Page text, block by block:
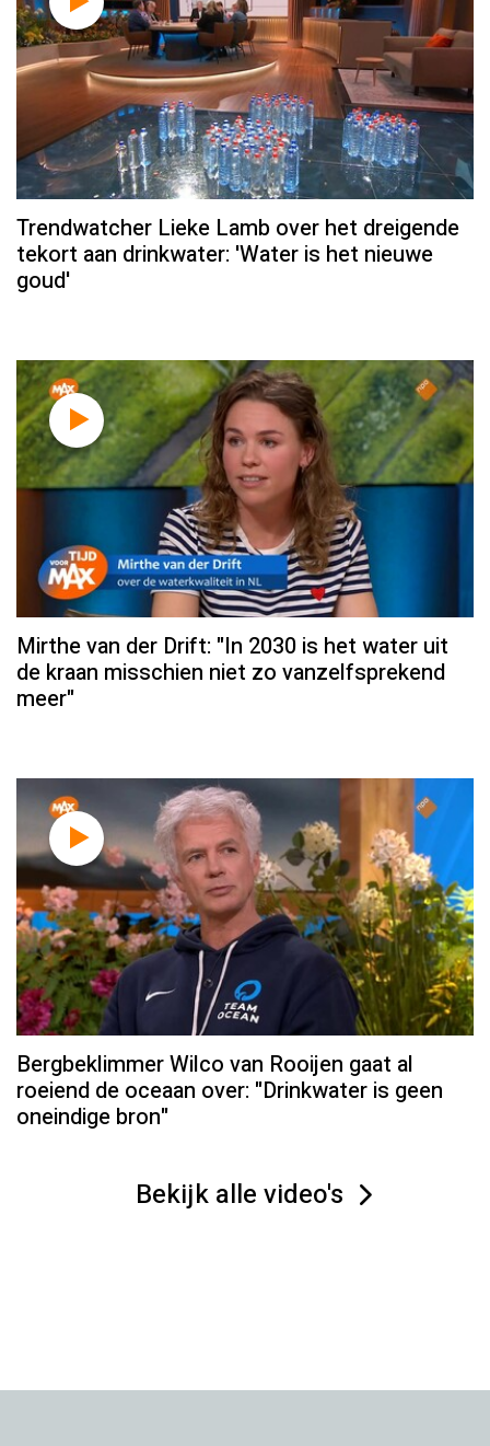
Trendwatcher Lieke Lamb over het dreigende
tekort aan drinkwater: 'Water is het nieuwe
goud'
Mirthe van der Drift: "In 2030 is het water uit
de kraan misschien niet zo vanzelfsprekend
meer"
Bergbeklimmer Wilco van Rooijen gaat al
roeiend de oceaan over: "Drinkwater is geen
oneindige bron"
Bekijk alle video's